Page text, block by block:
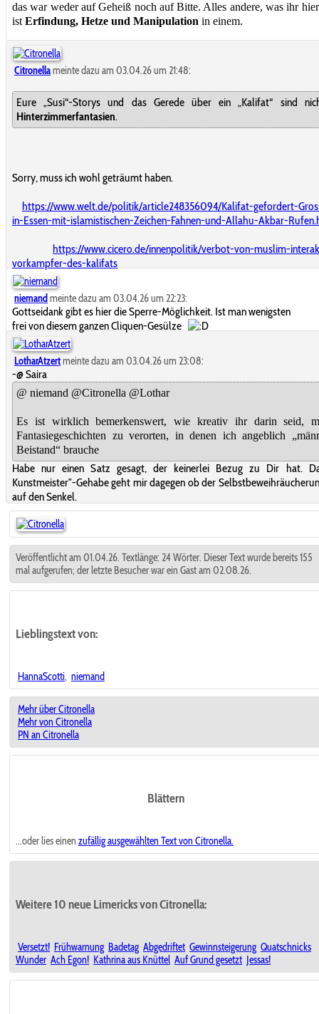
das war weder auf Geheiß noch auf Bitte. Alles andere, was ihr
ist Erfindung, Hetze und Manipulation in einem.
Citronellameinte dazu am 03.04.26 um 21:48:
Eure „Susi“-Storys und das Gerede über ein „Kalifat“ sind
Hinterzimmerfantasien.
Sorry, muss ich wohl geträumt haben.
https://www.welt.de/politik/article248356094/Kalifat-gefordert-
in-Essen-mit-islamistischen-Zeichen-Fahnen-und-Allahu-Akbar-
https://www.cicero.de/innenpolitik/verbot-von-muslim-
vorkampfer-des-kalifats
niemand meinte dazu am 03.04.26 um 22:23:
Gottseidank gibt es hier die Sperre-Möglichkeit. Ist man wenigsten
frei von diesem ganzen Cliquen-Gesülze
LotharAtzertmeinte dazu am 03.04.26 um 23:08:
-@ Saira
@ niemand @Citronella @Lothar
Es ist wirklich bemerkenswert, wie kreativ ihr darin seid,
Fantasiegeschichten zu verorten, in denen ich angeblich
Beistand“ brauche
Habe nur einen Satz gesagt, der keinerlei Bezug zu Dir hat.
Kunstmeister"-Gehabe geht mir dagegen ob der
auf den Senkel.
Veröffentlicht am 01.04.26. Textlänge: 24 Wörter. Dieser Text wurde bereits 155
mal aufgerufen; der letzte Besucher war ein Gast am 02.08.26.
Lieblingstextvon:
HannaScotti, niemand
Mehr über Citronella
Mehr von Citronella
PN an Citronella
Blättern
...oder lies einen zufällig ausgewählten Text von Citronella.
Weitere 10 neue Limericks von Citronella:
Versetzt! Frühwarnung Badetag Abgedriftet Gewinnsteigerung Quatschnicks
Wunder Ach Egon! Kathrina aus Knüttel Auf Grund gesetzt Jessas!